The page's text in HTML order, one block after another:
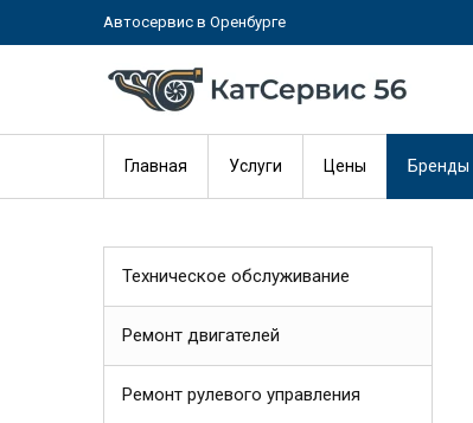
Автосервис в Оренбурге
Главная Услуги Цены Бренды
Техническое обслуживание
Ремонт двигателей
Ремонт рулевого управления